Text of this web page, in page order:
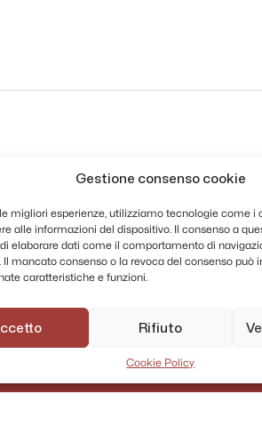
Gestione consenso cookie
migliori esperienze, utilizziamo tecnologie come i
alle informazioni del dispositivo. Il consenso a
elaborare dati come il comportamento di
Il mancato consenso o la revoca del consenso può
caratteristiche e funzioni.
Rifiuto
Cookie Policy